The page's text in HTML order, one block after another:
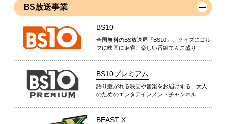
BS放送事業
BS10
全国無料のBS放送局『BS10』。クイズにゴル
フに映画に麻雀、楽しい番組てんこ盛り！
BS10プレミアム
語り継がれる映画や音楽をお届けする、大人
のためのエンタテインメントチャンネル
BEAST X